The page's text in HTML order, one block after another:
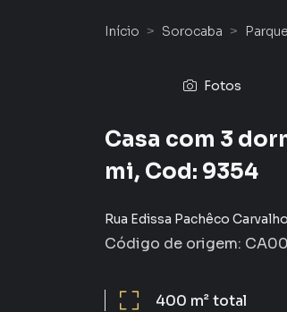
Início Sorocaba
Fotos
Casa com 3
mi, Cod: 9354
Rua Edissa Pachêco Carvalho
Código de origem:
400 m²total